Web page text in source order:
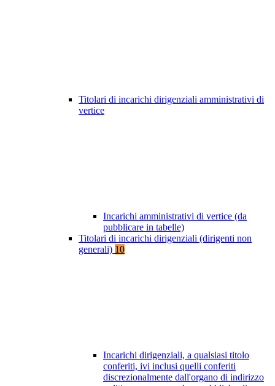
Titolari di incarichi dirigenziali amministrativi di
vertice
Incarichi amministrativi di vertice (da
pubblicare in tabelle)
Titolari di incarichi dirigenziali (dirigenti non
generali) 10
Incarichi dirigenziali, a qualsiasi titolo
conferiti, ivi inclusi quelli conferiti
discrezionalmente dall'organo di indirizzo